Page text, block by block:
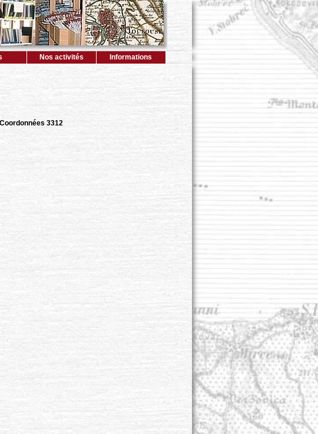
Nos activités Informations
Coordonnées 3312